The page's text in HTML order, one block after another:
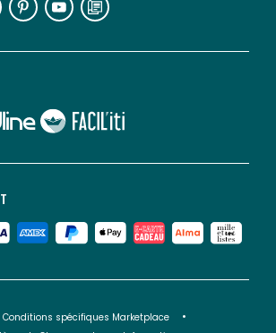
lien vers Faciliti
Conditions spécifiques Marketplace